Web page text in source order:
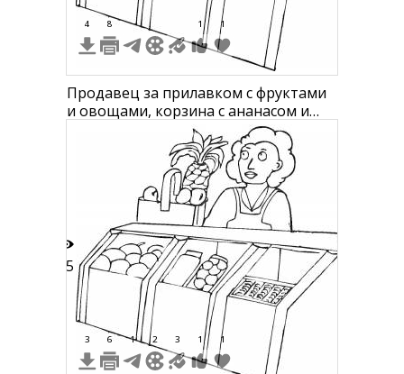
4 8 1 1
Продавец за прилавком с фруктами
и овощами, корзина с ананасом и
другими фруктами
35
3 6 1 2 3 1 1